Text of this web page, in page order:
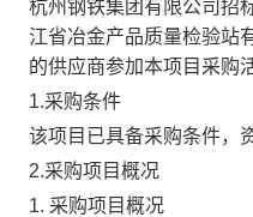
杭州钢铁集团有限公司招
江省冶金产品质量检验站
的供应商参加本项目采购
1.采购条件
该项目已具备采购条件，
2.采购项目概况
1. 采购项目概况